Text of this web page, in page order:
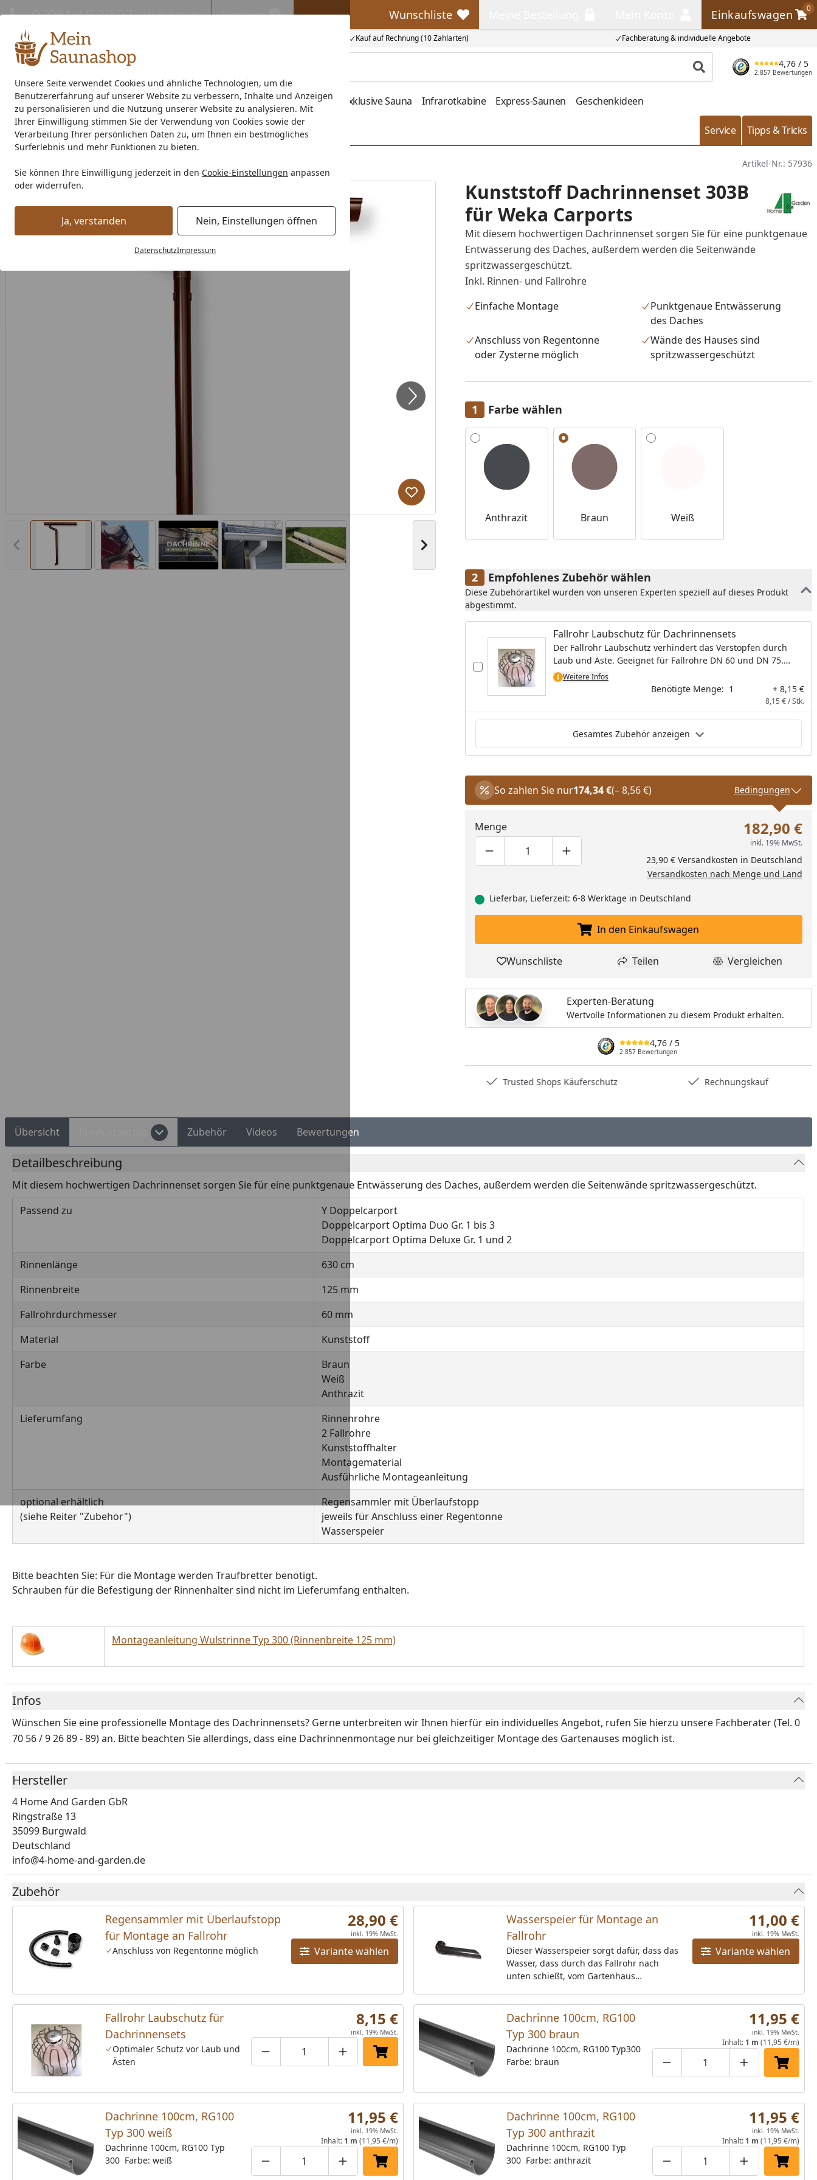
Unsere Seite verwendet Cookies und ähnliche Technologien, um die
Benutzererfahrung auf unserer Website zu verbessern, Inhalte und Anzeigen
zu personalisieren und die Nutzung unserer Website zu analysieren. Mit
Ihrer Einwilligung stimmen Sie der Verwendung von Cookies sowie der
Verarbeitung Ihrer persönlichen Daten zu, um Ihnen ein bestmögliches
Surferlebnis und mehr Funktionen zu bieten.
Sie können Ihre Einwilligung jederzeit in den Cookie-Einstellungen anpassen
oder widerrufen.
Ja, verstanden Nein, Einstellungen öffnen
DatenschutzImpressum
Kauf auf Rechnung (10 Zahlarten) Fachberatung & individuelle Angebote
07051 / 9 22 22 Mo-Fr. 8-16 Uhr Kontakt Wunschliste
Wunschliste Einkaufswagen
0
Einkaufswagen
Produkt suchen
4,76 / 5
2.857 Bewertungen
Außensauna Indoor-Sauna Energiespar-Sauna Saunaofen Zubehör Exklusive Sauna Infrarotkabine Express-Saunen Geschenkideen
Saunahersteller % Sale % Service Tipps & Tricks
Startseite
Artikel-Nr.: 57936
Vorheriges Bild anzeigen Nächstes Bild anzeigen
Produkt zur Wunschliste hinzufügen
Kunststoff Dachrinnenset 303B
für Weka Carports
Mit diesem hochwertigen Dachrinnenset sorgen Sie für eine punktgenaue
Entwässerung des Daches, außerdem werden die Seitenwände
spritzwassergeschützt.
Inkl. Rinnen- und Fallrohre
Einfache Montage
Punktgenaue Entwässerung
des Daches
Anschluss von Regentonne
oder Zysterne möglich
Wände des Hauses sind
spritzwassergeschützt
Farbe wählen
Alle anzeigen (3)
Anthrazit Braun Weiß
Empfohlenes Zubehör wählen
Diese Zubehörartikel wurden von unseren Experten speziell auf dieses Produkt
abgestimmt.
Fallrohr Laubschutz für Dachrinnensets
Der Fallrohr Laubschutz verhindert das Verstopfen durch
Laub und Äste. Geeignet für Fallrohre DN 60 und DN 75.
Material: Metall verzinkt
Weitere Infos
Benötigte Menge: 1 + 8,15 €
8,15 € / Stk.
Gesamtes Zubehör anzeigen
So zahlen Sie nur174,34 €(– 8,56 €) Bedingungen
Menge
Produktmenge um eins verringern
Produktmenge manuell eingeben
Produktmenge um eins erhöhen
182,90 €
inkl. 19% MwSt.
23,90 € Versandkosten in Deutschland
Versandkosten nach Menge und Land
Lieferbar, Lieferzeit: 6-8 Werktage in Deutschland
In den Einkaufswagen legen
In den Einkaufswagen
Produkt zur Wunschliste hinzufügen
Wunschliste Teilen
Teilen Produkt
Vergleichen
Experten-Beratung
Wertvolle Informationen zu diesem Produkt erhalten.
4,76 / 5
2.857 Bewertungen
Trusted Shops Käuferschutz Rechnungskauf
Übersicht Zubehör Videos Bewertungen
Detailbeschreibung
Mit diesem hochwertigen Dachrinnenset sorgen Sie für eine punktgenaue Entwässerung des Daches, außerdem werden die Seitenwände spritzwassergeschützt.
Passend zu
Y Doppelcarport
Doppelcarport Optima Duo Gr. 1 bis 3
Doppelcarport Optima Deluxe Gr. 1 und 2
Rinnenlänge
630 cm
Rinnenbreite
125 mm
Fallrohrdurchmesser
60 mm
Material
Kunststoff
Farbe
Braun
Weiß
Anthrazit
Lieferumfang
Rinnenrohre
2 Fallrohre
Kunststoffhalter
Montagematerial
Ausführliche Montageanleitung
optional erhältlich
(siehe Reiter "Zubehör")
Regensammler mit Überlaufstopp
jeweils für Anschluss einer Regentonne
Wasserspeier
Bitte beachten Sie: Für die Montage werden Traufbretter benötigt.
Schrauben für die Befestigung der Rinnenhalter sind nicht im Lieferumfang enthalten.
Montageanleitung Wulstrinne Typ 300 (Rinnenbreite 125 mm)
Infos
Wünschen Sie eine professionelle Montage des Dachrinnensets? Gerne unterbreiten wir Ihnen hierfür ein individuelles Angebot, rufen Sie hierzu unsere Fachberater (Tel. 0
70 56 / 9 26 89 - 89) an. Bitte beachten Sie allerdings, dass eine Dachrinnenmontage nur bei gleichzeitiger Montage des Gartenauses möglich ist.
Hersteller
4 Home And Garden GbR
Ringstraße 13
35099 Burgwald
Deutschland
info@4-home-and-garden.de
Zubehör
Regensammler mit Überlaufstopp
für Montage an Fallrohr
Anschluss von Regentonne möglich Variante wählen
28,90 €
inkl. 19% MwSt.
Wasserspeier für Montage an
Fallrohr
Dieser Wasserspeier sorgt dafür, dass das
Wasser, dass durch das Fallrohr nach
unten schießt, vom Gartenhaus
Variante wählen
11,00 €
inkl. 19% MwSt.
Fallrohr Laubschutz für
Dachrinnensets
Optimaler Schutz vor Laub und
Ästen
Produktmenge um eins verringern
Produktmenge manuell eingeben
Produktmenge um eins erhöhen
In den Einkaufswagen legen
8,15 €
inkl. 19% MwSt.
Dachrinne 100cm, RG100
Typ 300 braun
Dachrinne 100cm, RG100 Typ300
Farbe: braun
Produktmenge um eins
Produktmenge manuell
Produktmenge
In den
11,95 €
inkl. 19% MwSt.
Inhalt: 1 m (11,95 €/m)
Dachrinne 100cm, RG100
Typ 300 weiß
Dachrinne 100cm, RG100 Typ
300 Farbe: weiß
Produktmenge um eins verringern
Produktmenge manuell eingeben
Produktmenge um eins erhöhen
In den Einkaufswagen legen
11,95 €
inkl. 19% MwSt.
Inhalt: 1 m (11,95 €/m)
Dachrinne 100cm, RG100
Typ 300 anthrazit
Dachrinne 100cm, RG100 Typ
300 Farbe: anthrazit
Produktmenge um eins
Produktmenge manuell
Produktmenge
In den
11,95 €
inkl. 19% MwSt.
Inhalt: 1 m (11,95 €/m)